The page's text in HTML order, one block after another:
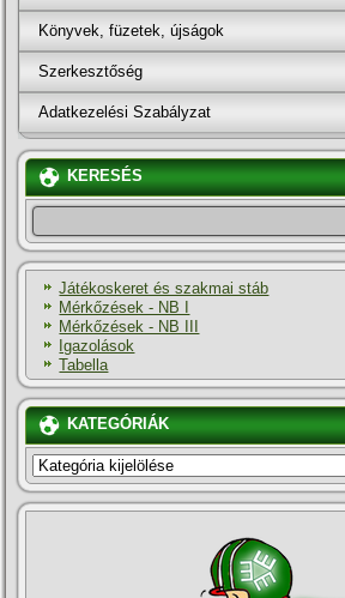
Könyvek, füzetek, újságok
Szerkesztőség
Adatkezelési Szabályzat
KERESÉS
Játékoskeret és szakmai stáb
Mérkőzések - NB I
Mérkőzések - NB III
Igazolások
Tabella
KATEGÓRIÁK
KATEGÓRIÁK